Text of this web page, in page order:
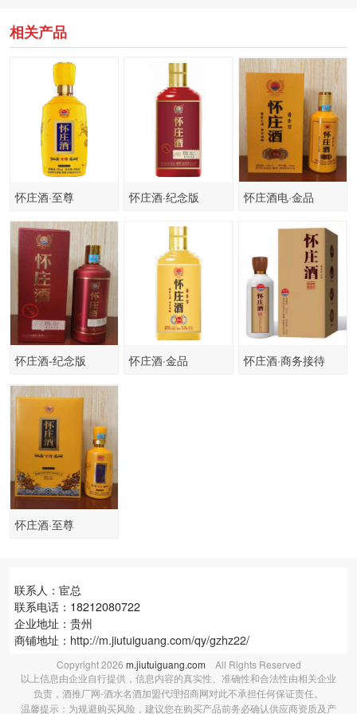
相关产品
怀庄酒·至尊 怀庄酒·纪念版 怀庄酒电·金品
怀庄酒-纪念版 怀庄酒·金品 怀庄酒·商务接待
怀庄酒·至尊
联系人：宦总
联系电话：18212080722
企业地址：贵州
商铺地址： http://m.jiutuiguang.com/qy/gzhz22/
Copyright2026 m.jiutuiguang.com All Rights Reserved
以上信息由企业自行提供，信息内容的真实性、准确性和合法性由相关企业
负责，酒推厂网-酒水名酒加盟代理招商网对此不承担任何保证责任。
温馨提示：为规避购买风险，建议您在购买产品前务必确认供应商资质及产